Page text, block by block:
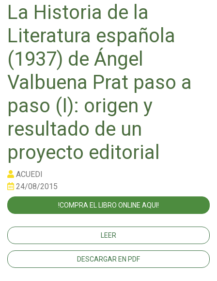
La Historia de la
Literatura española
(1937) de Ángel
Valbuena Prat paso a
paso (I): origen y
resultado de un
proyecto editorial
ACUEDI
24/08/2015
!COMPRA EL LIBRO ONLINE AQUI!
LEER
DESCARGAR EN PDF